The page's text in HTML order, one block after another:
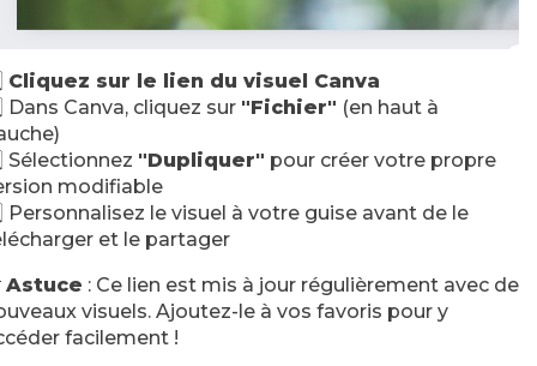
Cliquez sur le lien du visuel Canva
Dans Canva, cliquez sur "Fichier" (en haut à
Sélectionnez "Dupliquer" pour créer votre propre
modifiable
Personnalisez le visuel à votre guise avant de le
et le partager
Astuce : Ce lien est mis à jour régulièrement avec de
visuels. Ajoutez-le à vos favoris pour y
facilement !